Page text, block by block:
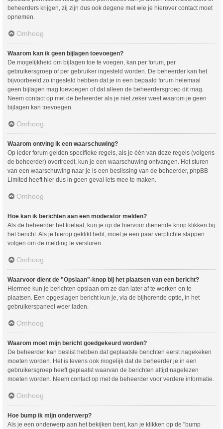
beheerders krijgen, zij zijn dus ook degene met wie je hierover contact moet
opnemen.
Omhoog
Waarom kan ik geen bijlagen toevoegen?
De mogelijkheid om bijlagen toe te voegen, kan per forum, per
gebruikersgroep of per gebruiker ingesteld worden. De beheerder kan het
bijvoorbeeld zo ingesteld hebben dat je in een bepaald forum helemaal
geen bijlagen mag toevoegen of dat alleen de beheerdersgroep dit mag.
Neem contact op met de beheerder als je niet zeker weet waarom je geen
bijlagen kan toevoegen.
Omhoog
Waarom ontving ik een waarschuwing?
Op ieder forum gelden specifieke regels, als je één van deze regels (volgens
de beheerder) overtreedt, kun je een waarschuwing ontvangen. Het sturen
van een waarschuwing naar je is een beslissing van de beheerder, phpBB
Limited heeft hier dus in geen geval iets mee te maken.
Omhoog
Hoe kan ik berichten aan een moderator melden?
Als de beheerder het toelaat, kun je op de hiervoor dienende knop klikken bij
het bericht. Als je hierop geklikt hebt, moet je een paar verplichte stappen
volgen om de melding te versturen.
Omhoog
Waarvoor dient de "Opslaan"-knop bij het plaatsen van een bericht?
Hiermee kun je berichten opslaan om ze dan later af te werken en te
plaatsen. Een opgeslagen bericht kun je, via de bijhorende optie, in het
gebruikerspaneel weer laden.
Omhoog
Waarom moet mijn bericht goedgekeurd worden?
De beheerder kan beslist hebben dat geplaatste berichten eerst nagekeken
moeten worden. Het is tevens ook mogelijk dat de beheerder je in een
gebruikersgroep heeft geplaatst waarvan de berichten altijd nagelezen
moeten worden. Neem contact op met de beheerder voor verdere informatie.
Omhoog
Hoe bump ik mijn onderwerp?
Als je een onderwerp aan het bekijken bent, kan je klikken op de "bump